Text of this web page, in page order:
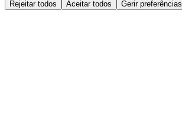
Rejeitar todos Aceitar todos Gerir preferências